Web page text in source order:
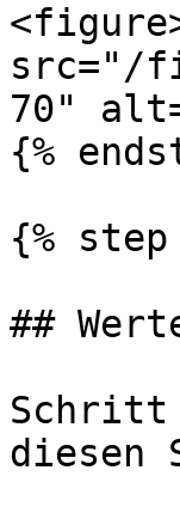
src="/
70"
{%
{% step
##
Schritt
diesen